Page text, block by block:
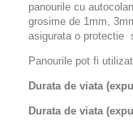
panourile cu
grosime de 1mm,
asigurata o protectie
Panourile pot fi
Durata de viata
Durata de viata (